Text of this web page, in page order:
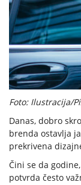
Foto: Ilustracija/
Danas, dobro
brenda ostavlja
prekrivena
Čini se da
potvrda često